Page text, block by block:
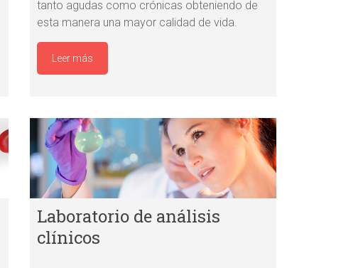
tanto agudas como crónicas obteniendo de
esta manera una mayor calidad de vida.
Leer más
Laboratorio de análisis
clínicos